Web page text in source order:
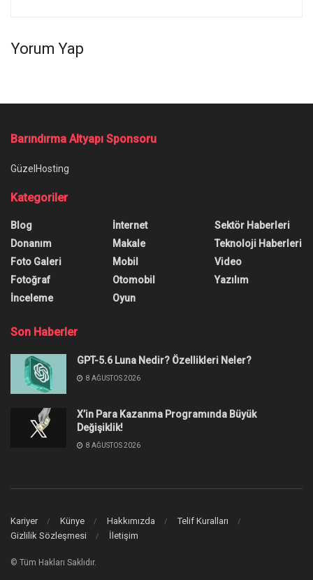
Yorum Yap
Barındırma Altyapı Sponsoru
GüzelHosting
Kategoriler
Blog
Donanım
Foto Galeri
Fotoğraf
İnceleme
İnternet
Makale
Mobil
Otomobil
Oyun
Sektör Haberleri
Teknoloji Haberleri
Video
Yazılım
Son Haberler
GPT-5.6 Luna Nedir? Özellikleri Neler?
8 AĞUSTOS 2026
X’in Para Kazanma Programında Büyük
Değişiklik!
8 AĞUSTOS 2026
Kariyer Künye Hakkımızda
Telif Kuralları
Gizlilik Sözleşmesi
İletişim
© Tüm Hakları Saklıdır.